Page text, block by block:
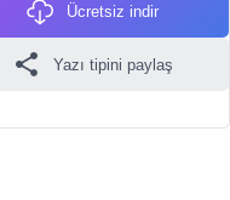
Ücretsiz indir
Yazı tipini paylaş